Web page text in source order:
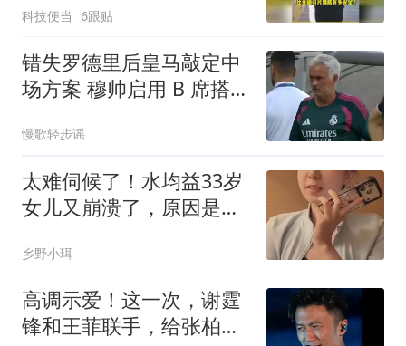
科技便当 6跟贴
错失罗德里后皇马敲定中
场方案 穆帅启用 B 席搭档
慢歌轻步谣
太难伺候了！水均益33岁
女儿又崩溃了，原因是保
乡野小珥
高调示爱！这一次，谢霆
锋和王菲联手，给张柏芝